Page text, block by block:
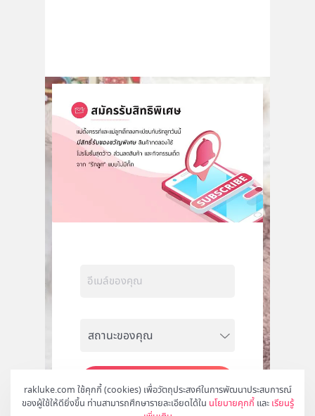
rakluke.com ใช้คุกกี้ (cookies) เพื่อวัตถุประสงค์ในการพัฒนาประสบการณ์
ของผู้ใช้ให้ดียิ่งขึ้น ท่านสามารถศึกษารายละเอียดได้ใน นโยบายคุกกี้ และ เรียนรู้
สมัคร